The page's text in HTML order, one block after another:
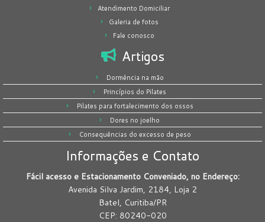
Atendimento Domiciliar
Galeria de fotos
Fale conosco
Artigos
Dormência na mão
Princípios do Pilates
Pilates para fortalecimento dos ossos
Dores no joelho
Consequências do excesso de peso
Informações e Contato
Fácil acesso e Estacionamento Conveniado, no Endereço:
Avenida Silva Jardim, 2184, Loja 2
Batel, Curitiba/PR
CEP: 80240-020